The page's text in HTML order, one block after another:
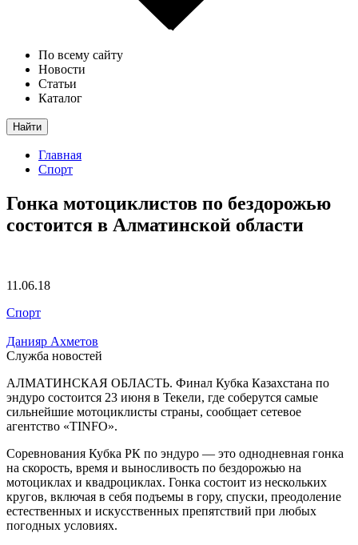
По всему сайту
Новости
Статьи
Каталог
Найти
Главная
Спорт
Гонка мотоциклистов по бездорожью
состоится в Алматинской области
11.06.18
Спорт
Данияр Ахметов
Служба новостей
АЛМАТИНСКАЯ ОБЛАСТЬ. Финал Кубка Казахстана по
эндуро состоится 23 июня в Текели, где соберутся самые
сильнейшие мотоциклисты страны, сообщает сетевое
агентство «TINFO».
Соревнования Кубка РК по эндуро — это однодневная гонка
на скорость, время и выносливость по бездорожью на
мотоциклах и квадроциклах. Гонка состоит из нескольких
кругов, включая в себя подъемы в гору, спуски, преодоление
естественных и искусственных препятствий при любых
погодных условиях.